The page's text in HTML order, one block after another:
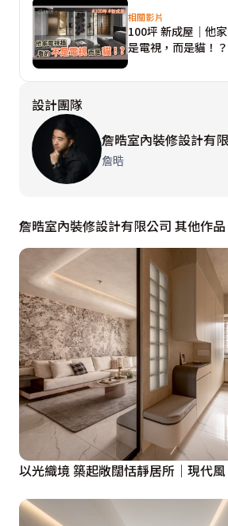
富童趣的貓牆替代，形塑與眾不同的
置隱藏式投影幕滿足觀影需求，兩側
滑門，以免貓爪觸及，體現設計者用
在過多長條形開窗，遂巧妙取材鍍
體，運用凸出部分在條狀開口置入石
照明詮釋科技感，匠心獨具地翻轉建
格時尚的視覺焦點。沿採光窗循循漫
片落地窗；為顧及隱私，下半放置矮
餐廚區延續開放式格局，惟思量油
咪搗亂，仍未雨綢繆預留滑門位置
鈦元素漫延於此，援引金屬櫃體包
質貫串整體造型，並擴充層架、燈帶
置藝術品；檯面詳實依照屋主需求配
水槽等設備，緊貼其烹飪習慣與喜好
燈光、窗幔，甚或空調、除濕、全
等等皆可透過遠端操控，徹底實踐
串聯各樓層的樓梯間，藉由實木地坪
牆面特殊漆也多揉入淺色搭配，為通
相關影片
100坪 新成屋｜他
是電視，而是貓！？
設計團隊
詹晧室內裝修設計有
詹晧
詹晧室內裝修設計有限公司 其他作品
以光織境 築起敞闊恬靜居所｜現代